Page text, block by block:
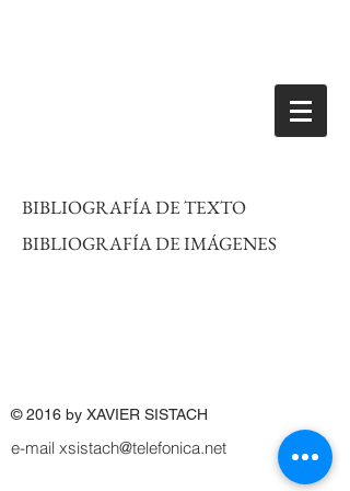
BIBLIOGRAFÍA DE TEXTO
BIBLIOGRAFÍA DE IMÁGENES
© 2016 by XAVIER SISTACH
e-mail xsistach@telefonica.net